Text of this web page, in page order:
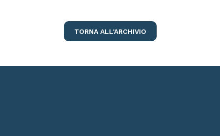
TORNA ALL'ARCHIVIO